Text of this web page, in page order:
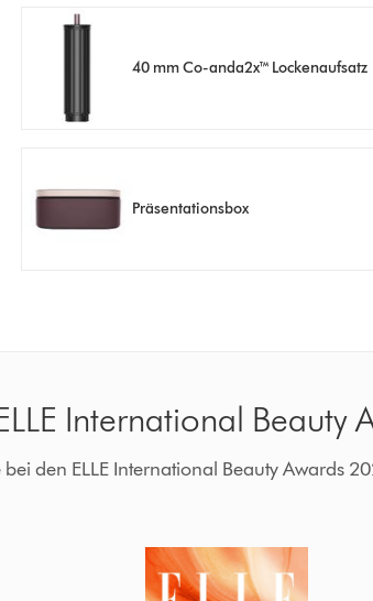
40 mm Co-anda2x™ Lockenaufsatz
Präsentationsbox
International Beauty
den ELLE International Beauty Awards